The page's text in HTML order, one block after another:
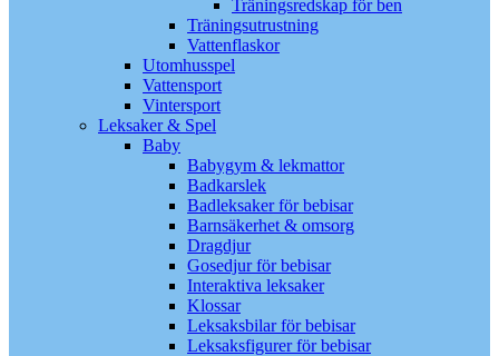
Träningsredskap för ben
Träningsutrustning
Vattenflaskor
Utomhusspel
Vattensport
Vintersport
Leksaker & Spel
Baby
Babygym & lekmattor
Badkarslek
Badleksaker för bebisar
Barnsäkerhet & omsorg
Dragdjur
Gosedjur för bebisar
Interaktiva leksaker
Klossar
Leksaksbilar för bebisar
Leksaksfigurer för bebisar